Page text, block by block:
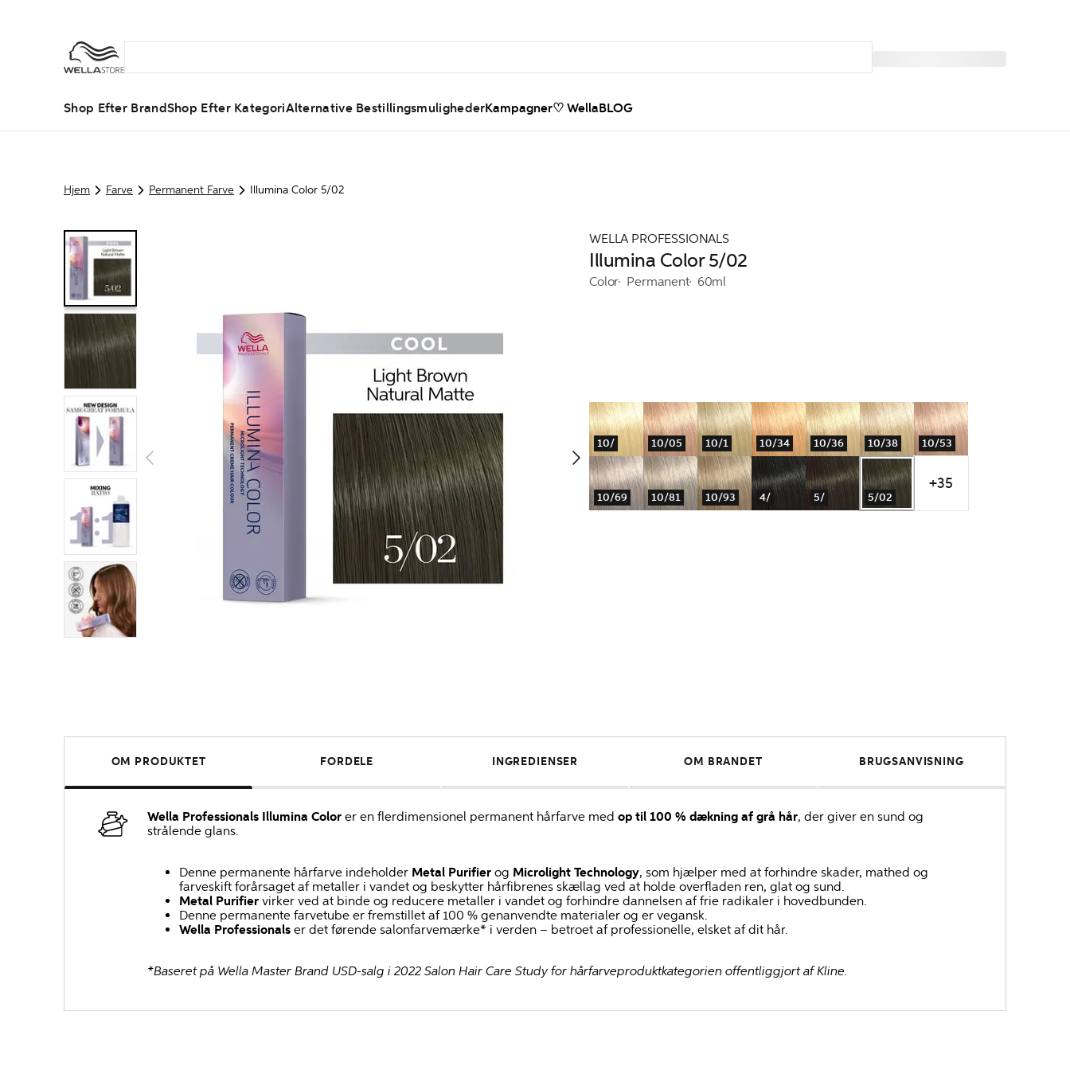
Shop Efter BrandShop Efter KategoriAlternative BestillingsmulighederKampagner♡ WellaBLOG
Hjem Farve Permanent Farve Illumina Color 5/02
WELLA PROFESSIONALS
Illumina Color 5/02
Color Permanent 60ml
10/ 10/05 10/1 10/34 10/36 10/38 10/53
10/69 10/81 10/93 4/ 5/ 5/02
+35
OM PRODUKTET FORDELE INGREDIENSER OM BRANDET BRUGSANVISNING
Wella Professionals Illumina Color er en flerdimensionel permanent hårfarve med op til 100 % dækning af grå hår, der giver en sund og
strålende glans.
Denne permanente hårfarve indeholder Metal Purifier og Microlight Technology, som hjælper med at forhindre skader, mathed og
farveskift forårsaget af metaller i vandet og beskytter hårfibrenes skællag ved at holde overfladen ren, glat og sund.
Metal Purifier virker ved at binde og reducere metaller i vandet og forhindre dannelsen af frie radikaler i hovedbunden.
Denne permanente farvetube er fremstillet af 100 % genanvendte materialer og er vegansk.
Wella Professionals er det førende salonfarvemærke* i verden – betroet af professionelle, elsket af dit hår.
*Baseret på Wella Master Brand USD-salg i 2022 Salon Hair Care Study for hårfarveproduktkategorien offentliggjort af Kline.